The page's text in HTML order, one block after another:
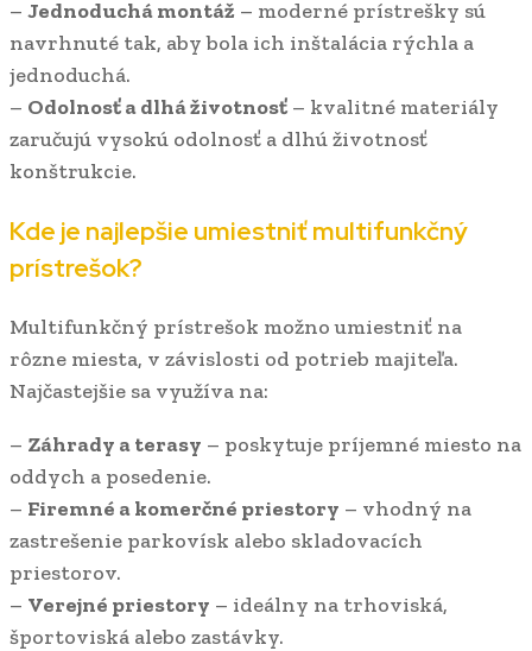
– Jednoduchá montáž – moderné prístrešky sú
navrhnuté tak, aby bola ich inštalácia rýchla a
jednoduchá.
– Odolnosť a dlhá životnosť – kvalitné materiály
zaručujú vysokú odolnosť a dlhú životnosť
konštrukcie.
Kde je najlepšie umiestniť multifunkčný
prístrešok?
Multifunkčný prístrešok možno umiestniť na
rôzne miesta, v závislosti od potrieb majiteľa.
Najčastejšie sa využíva na:
– Záhrady a terasy – poskytuje príjemné miesto na
oddych a posedenie.
– Firemné a komerčné priestory – vhodný na
zastrešenie parkovísk alebo skladovacích
priestorov.
– Verejné priestory – ideálny na trhoviská,
športoviská alebo zastávky.